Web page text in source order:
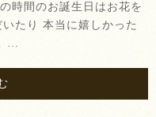
間のお誕生日はお花を
たり 本当に嬉しかった
…